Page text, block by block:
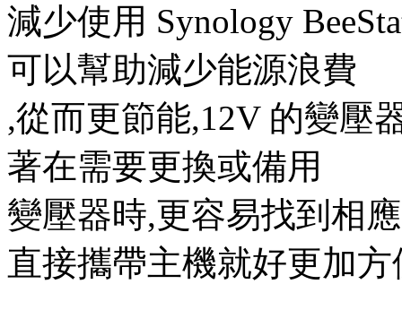
減少使用 Synology
可以幫助減少能源浪費
,從而更節能,12V 的變壓
著在需要更換或備用
變壓器時,更容易找到相
直接攜帶主機就好更加方